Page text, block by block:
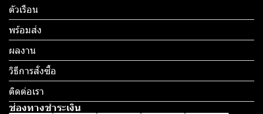
ตัวเรือน
พร้อมส่ง
ผลงาน
วิธีการสั่งซื้อ
ติดต่อเรา
ช่องทางชำระเงิน